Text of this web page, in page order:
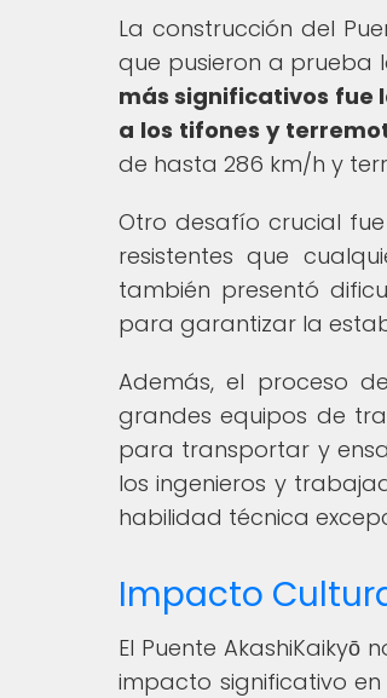
La construcción del
que pusieron a prueba
más significativos fue
a los tifones y
de hasta 286 km/h y
Otro desafío crucial
resistentes que
también presentó
para garantizar la
Además, el proceso
grandes equipos de
para transportar y
los ingenieros y
habilidad técnica
Impacto
El Puente
impacto significativo